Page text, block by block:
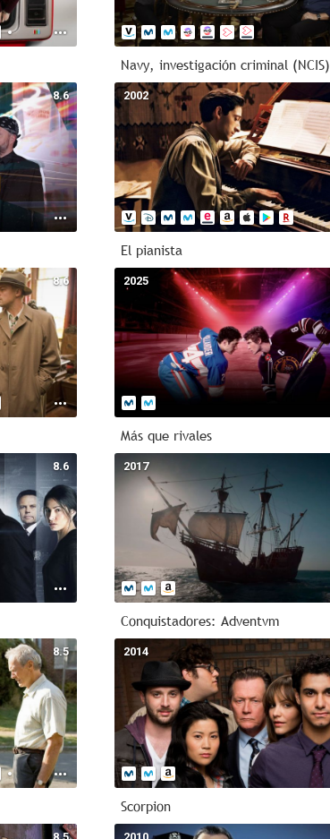
Navy, investigación criminal (NCIS)
8.6 2002
El pianista
8.6 2025
Más que rivales
8.6 2017
Conquistadores: Adventvm
8.5 2014
Scorpion